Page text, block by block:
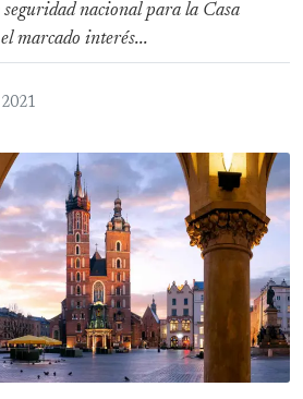
seguridad nacional para la Casa
marcado interés...